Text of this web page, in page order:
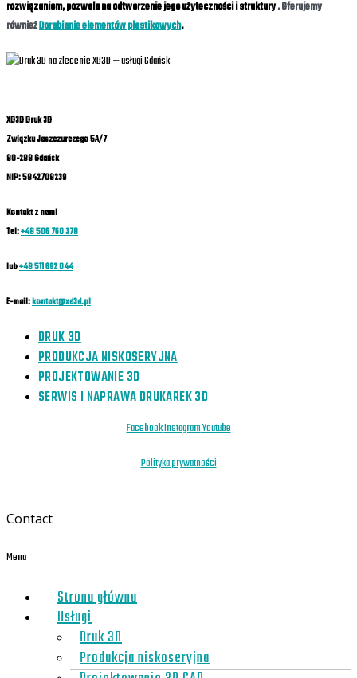
rozwiązaniom, pozwala na odtworzenie jego użyteczności i struktury. Oferujemy
równieżDorabianie elementów plastikowych.
XD3D Druk 3D
Związku Jaszczurczego 5A/7
80-288 Gdańsk
NIP: 5842708239
Kontakt z nami
Tel:+48 506 760 378
lub+48 511 692 044
E-mail:kontakt@xd3d.pl
DRUK 3D
PRODUKCJA NISKOSERYJNA
PROJEKTOWANIE 3D
SERWIS I NAPRAWA DRUKAREK 3D
FacebookInstagramYoutube
Polityka prywatności
Contact
Menu
Strona główna
Usługi
Druk 3D
Produkcja niskoseryjna